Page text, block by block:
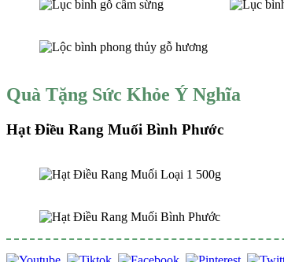
Quà Tặng Sức Khỏe Ý Nghĩa
Hạt Điều Rang Muối Bình Phước